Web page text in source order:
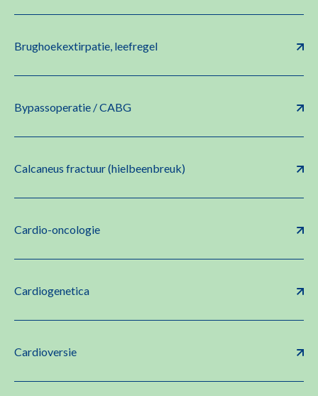
Brughoekextirpatie, leefregel
Bypassoperatie / CABG
Calcaneus fractuur (hielbeenbreuk)
Cardio-oncologie
Cardiogenetica
Cardioversie